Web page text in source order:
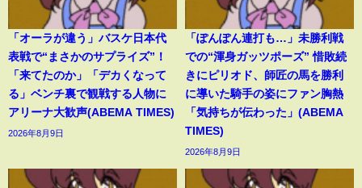
「オーラが違う」バスケ日本代
表戦で“まさかのサプライズ”！
「来てたのか」「デカくなって
る」ベンチ裏で観戦する人物に
アリーナ大歓声(ABEMA TIMES)
2026年8月9日
「ぽんぽん連打も…」未勝利戦
での“渾身ガッツポーズ” 惜敗続
きにピリオド、師匠の馬を勝利
に導いた騎手の姿にファン胸熱
「気持ちが伝わった」(ABEMA
TIMES)
2026年8月9日